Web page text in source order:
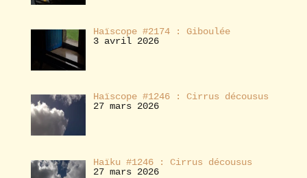
Haïscope #2174 : Giboulée
3 avril 2026
Haïscope #1246 : Cirrus décousus
27 mars 2026
Haïku #1246 : Cirrus décousus
27 mars 2026